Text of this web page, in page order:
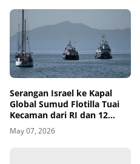
Serangan Israel ke Kapal
Global Sumud Flotilla Tuai
Kecaman dari RI dan 12
Negara
May 07, 2026